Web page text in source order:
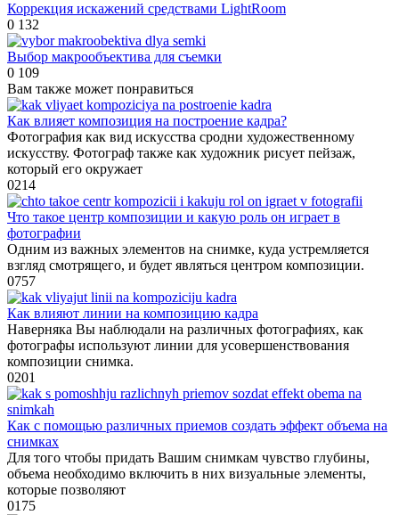
Коррекция искажений средствами LightRoom
0 132
Выбор макрообъектива для съемки
0 109
Вам также может понравиться
Как влияет композиция на построение кадра?
Фотография как вид искусства сродни художественному
искусству. Фотограф также как художник рисует пейзаж,
который его окружает
0214
Что такое центр композиции и какую роль он играет в
фотографии
Одним из важных элементов на снимке, куда устремляется
взгляд смотрящего, и будет являться центром композиции.
0757
Как влияют линии на композицию кадра
Наверняка Вы наблюдали на различных фотографиях, как
фотографы используют линии для усовершенствования
композиции снимка.
0201
Как с помощью различных приемов создать эффект объема на
снимках
Для того чтобы придать Вашим снимкам чувство глубины,
объема необходимо включить в них визуальные элементы,
которые позволяют
0175